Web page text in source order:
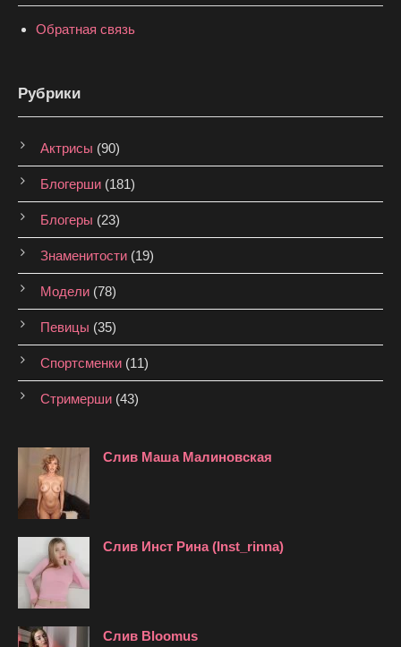
Обратная связь
Рубрики
Актрисы (90)
Блогерши (181)
Блогеры (23)
Знаменитости (19)
Модели (78)
Певицы (35)
Спортсменки (11)
Стримерши (43)
Слив Маша Малиновская
Слив Инст Рина (Inst_rinna)
Слив Bloomus